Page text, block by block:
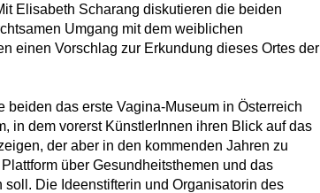
Elisabeth Scharang diskutieren die beiden
Umgang mit dem weiblichen
einen Vorschlag zur Erkundung dieses Ortes der
beiden das erste Vagina-Museum in Österreich
in dem vorerst KünstlerInnen ihren Blick auf das
der aber in den kommenden Jahren zu
über Gesundheitsthemen und das
Die Ideenstifterin und Organisatorin des